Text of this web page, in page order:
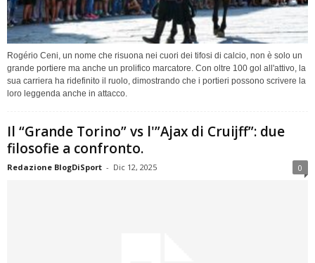
Rogério Ceni, un nome che risuona nei cuori dei tifosi di calcio, non è solo un
grande portiere ma anche un prolifico marcatore. Con oltre 100 gol all'attivo, la
sua carriera ha ridefinito il ruolo, dimostrando che i portieri possono scrivere la
loro leggenda anche in attacco.
Il “Grande Torino” vs l'”Ajax di Cruijff”: due
filosofie a confronto.
Redazione BlogDiSport - Dic 12, 2025 0